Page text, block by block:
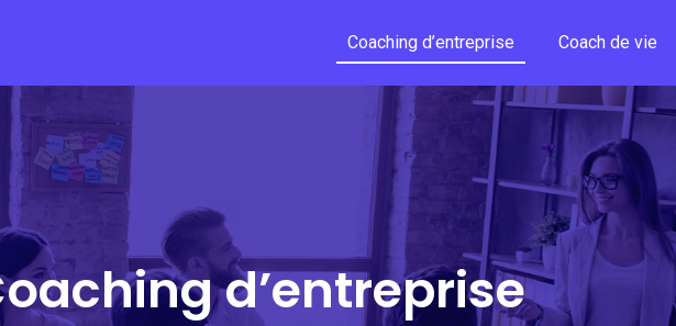
Coaching d’entreprise Coach de vie
d’entreprise